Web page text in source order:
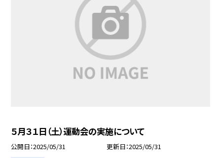
５月３１日（土）運動会の実施について
公開日 2025/05/31 更新日 2025/05/31